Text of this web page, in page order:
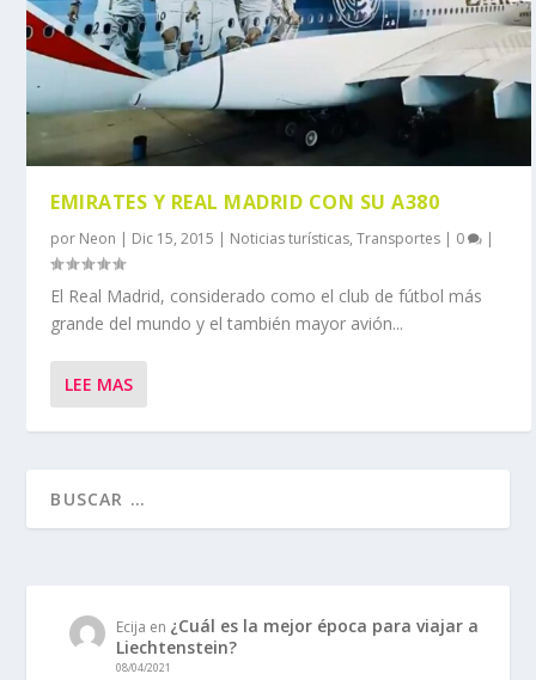
EMIRATES Y REAL MADRID CON SU A380
por Neon | Dic 15, 2015 | Noticias turísticas,Transportes | 0 |
El Real Madrid, considerado como el club de fútbol más
grande del mundo y el también mayor avión...
LEE MAS
Ecija en ¿Cuál es la mejor época para viajar a
Liechtenstein?
08/04/2021